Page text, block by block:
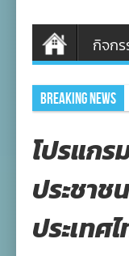
กิจก
Breaking News
โปรแก
ประชา
ประเทศ